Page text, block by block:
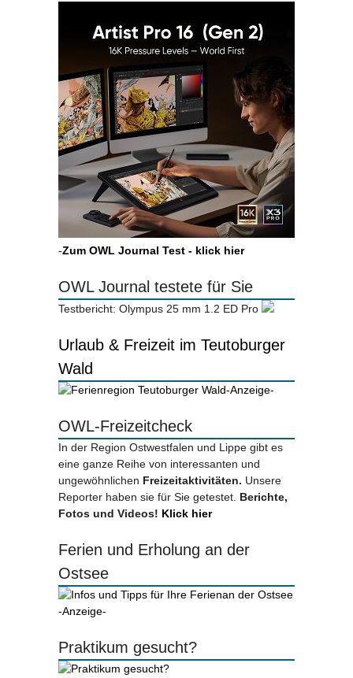
-Zum OWL Journal Test - klick hier
OWL Journal testete für Sie
Testbericht: Olympus 25 mm 1.2 ED Pro
Urlaub & Freizeit im Teutoburger
Wald
-Anzeige-
OWL-Freizeitcheck
In der Region Ostwestfalen und Lippe gibt es
eine ganze Reihe von interessanten und
ungewöhnlichen Freizeitaktivitäten. Unsere
Reporter haben sie für Sie getestet. Berichte,
Fotos und Videos! Klick hier
Ferien und Erholung an der
Ostsee
-Anzeige-
Praktikum gesucht?